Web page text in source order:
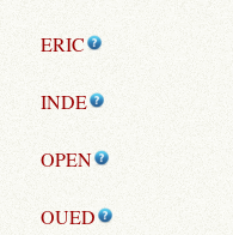
ERIC
INDE
OPEN
OUED